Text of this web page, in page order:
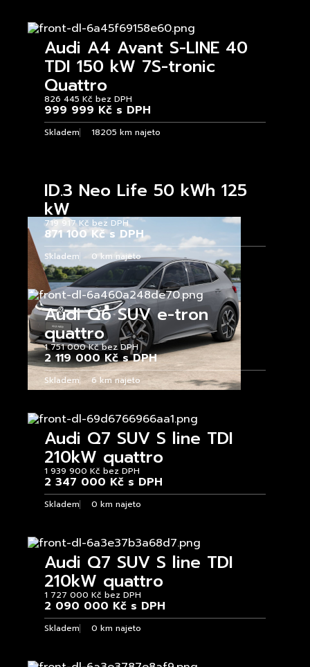
Audi A4 Avant S-LINE 40
TDI 150 kW 7S-tronic
Quattro
826 445 Kč bez DPH
999 999 Kč s DPH
Skladem 18205 km najeto
ID.3 Neo Life 50 kWh 125
kW
719 917 Kč bez DPH
871 100 Kč s DPH
Skladem 0 km najeto
Audi Q6 SUV e-tron
quattro
1 751 000 Kč bez DPH
2 119 000 Kč s DPH
Skladem 6 km najeto
Audi Q7 SUV S line TDI
210kW quattro
1 939 900 Kč bez DPH
2 347 000 Kč s DPH
Skladem 0 km najeto
Audi Q7 SUV S line TDI
210kW quattro
1 727 000 Kč bez DPH
2 090 000 Kč s DPH
Skladem 0 km najeto